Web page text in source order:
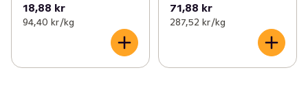
18,88 kr
94,40 kr /kg
71,88 kr
287,52 kr /kg